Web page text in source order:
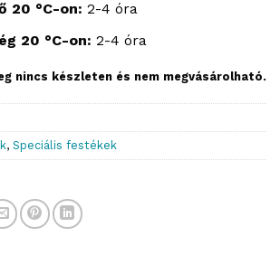
20 °C-on: 2-4 óra
20 °C-on: 2-4 óra
nincs készleten és nem megvásárolható.
, Speciális festékek